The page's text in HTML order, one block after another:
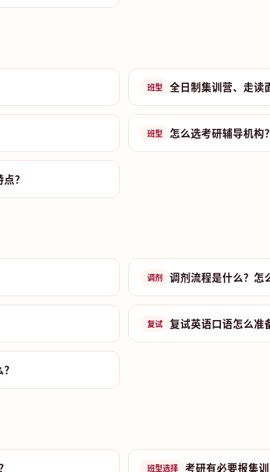
班型 全日制集训营、走读
班型 怎么选考研辅导机构
？
调剂 调剂流程是什么？怎
复试 复试英语口语怎么准
班型选择 考研有必要报集训